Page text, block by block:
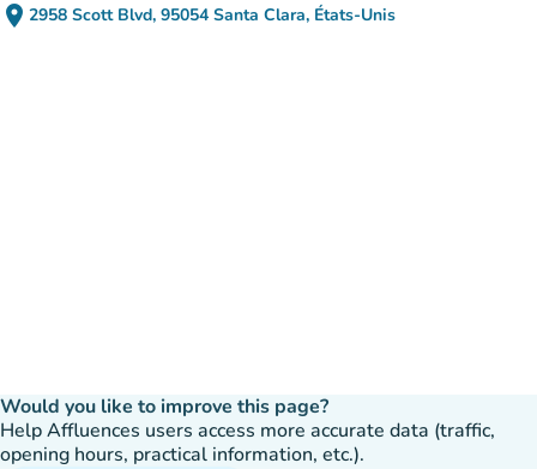
place 2958 Scott Blvd, 95054 Santa Clara, États-Unis
(open in Google Maps)
(new tab)
Would you like to improve this page?
Help Affluences users access more accurate data (traffic,
opening hours, practical information, etc.).